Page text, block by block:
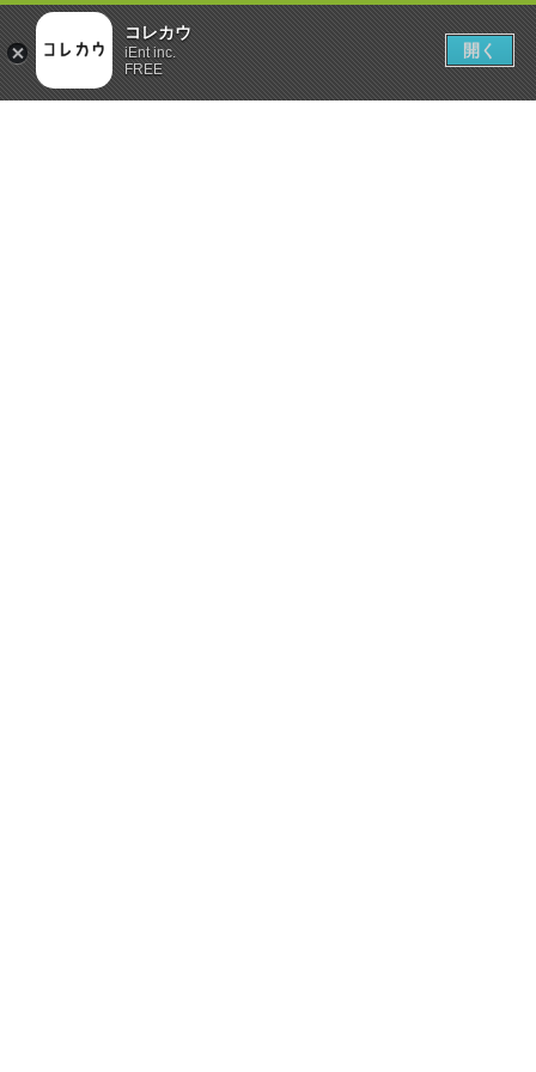
コレカウ
iEnt inc.
FREE
開く